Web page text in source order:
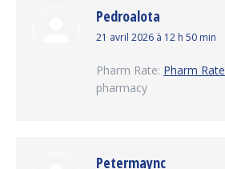
Pedroalota
dit
21 avril 2026 à 12 h 50 min
Pharm Rate: Pharm Rate
pharmacy
Petermaync